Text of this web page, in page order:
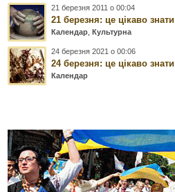
21 березня 2011 о 00:04
21 березня: це цікаво знати
Календар Культурна
24 березня 2021 о 00:06
24 березня: це цікаво знати
Календар